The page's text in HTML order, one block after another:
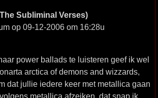
Subliminal Verses)
op 09-12-2006 om 16:28u
power ballads te luisteren geef ik wel
arctica of demons and wizzards,
dat jullie iedere keer met metallica gaan
metallica afzeiken. dat snap ik